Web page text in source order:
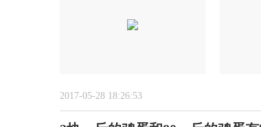
2017-05-28 18:26:53